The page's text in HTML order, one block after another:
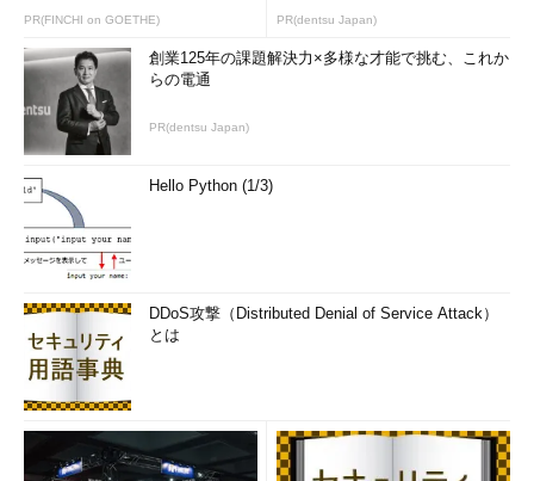
PR(FINCHI on GOETHE) PR(dentsu Japan)
創業125年の課題解決力×多様な才能で挑む、これか
らの電通
PR(dentsu Japan)
Hello Python (1/3)
DDoS攻撃（Distributed Denial of Service Attack）
とは